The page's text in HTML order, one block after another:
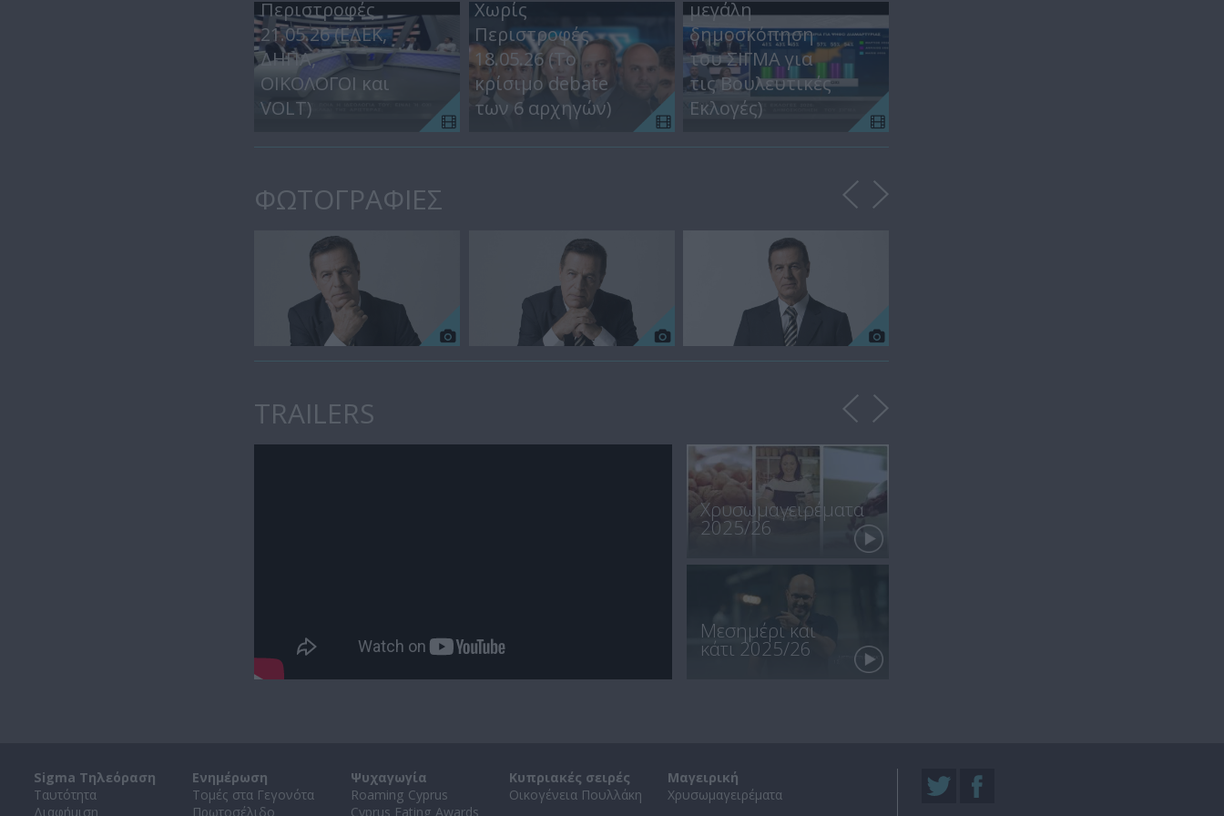
Περιστροφές
21.05.26 (ΕΔΕΚ,
ΔΗΠΑ,
ΟΙΚΟΛΟΓΟΙ και
VOLT)
Χωρίς
Περιστροφές
18.05.26 (Το
κρίσιμο debate
των 6 αρχηγών)
μεγάλη
δημοσκόπηση
του ΣΙΓΜΑ για
τις Βουλευτικές
Εκλογές)
ΦΩΤΟΓΡΑΦΙΕΣ
TRAILERS
Χρυσωμαγειρέματα
2025/26
Μεσημέρι και
κάτι 2025/26
Sigma Τηλεόραση
Ταυτότητα
Διαφήμιση
Ενημέρωση
Τομές στα Γεγονότα
Πρωτοσέλιδο
Ψυχαγωγία
Roaming Cyprus
Cyprus Eating Awards
Κυπριακές σειρές
Οικογένεια Πουλλάκη
Μαγειρική
Χρυσωμαγειρέματα